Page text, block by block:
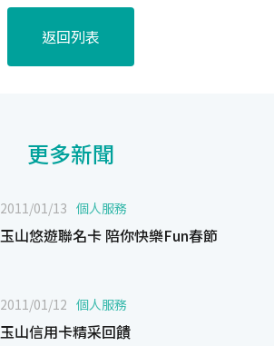
返回列表
更多新聞
2011/01/13 個人服務
玉山悠遊聯名卡 陪你快樂Fun春節
2011/01/12 個人服務
玉山信用卡精采回饋